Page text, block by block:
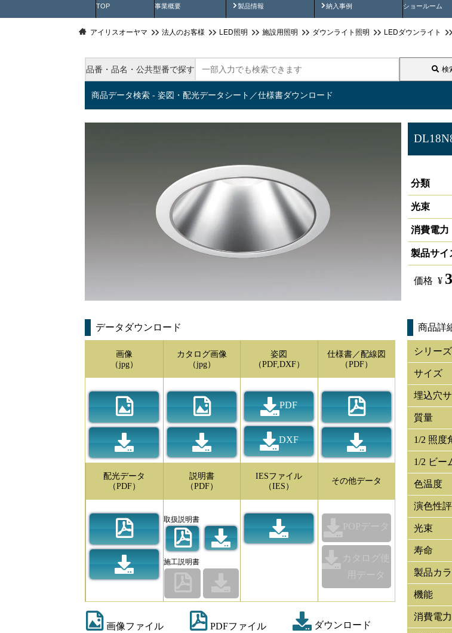
TOP 事業概要 製品情報
製品動画 納入事例
納入事例動画 ショールーム
アイリスオーヤマ 法人のお客様 LED照明 施設用照明 ダウンライト照明 LEDダウンライト
品番・品名・公共型番で探す 検
商品データ検索 - 姿図・配光データシート／仕様書ダウンロード
分類
光束
消費電力
製品サイ
価格 ¥
データダウンロード
画像
（jpg）
カタログ画像
（jpg）
姿図
（PDF,DXF）
PDF
DXF
仕様書／配線図
（PDF）
配光データ
（PDF）
説明書
（PDF）
取扱説明書
施工説明書
IESファイル
（IES）
その他データ
POPデータ
カタログ使
用データ
画像ファイル PDFファイル ダウンロード
商品詳
シリーズ
サイズ
埋込穴
質量
1/2 照度
1/2 ビー
色温度
演色性
光束
寿命
製品カ
機能
消費電力